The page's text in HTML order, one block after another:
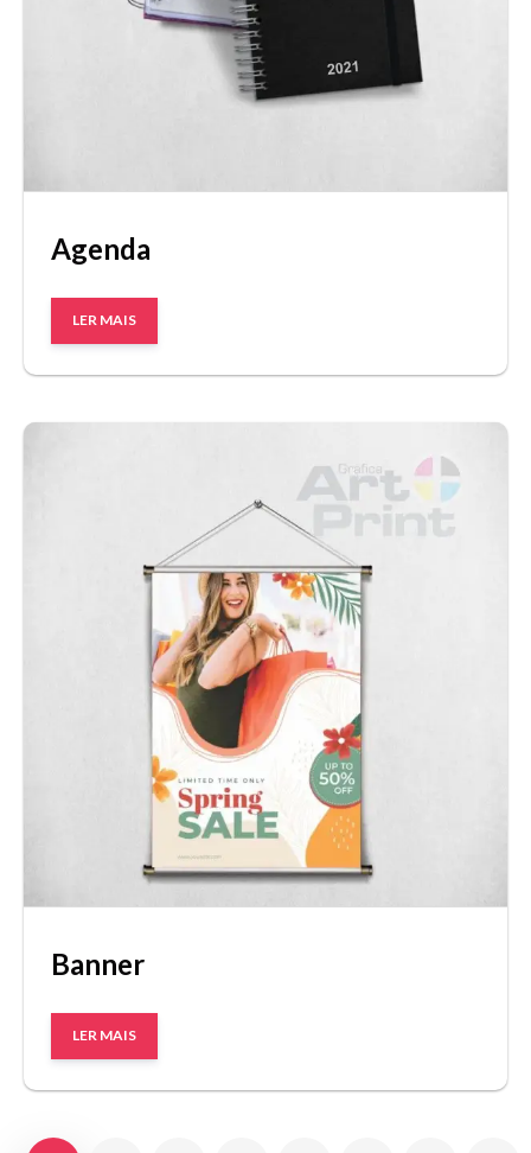
Agenda
LER MAIS
Banner
LER MAIS